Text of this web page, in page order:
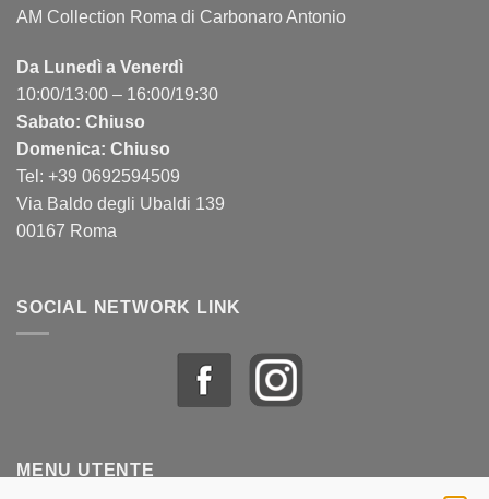
AM Collection Roma di Carbonaro Antonio
Da Lunedì a Venerdì
10:00/13:00 – 16:00/19:30
Sabato: Chiuso
Domenica: Chiuso
Tel: +39 0692594509
Via Baldo degli Ubaldi 139
00167 Roma
SOCIAL NETWORK LINK
MENU UTENTE